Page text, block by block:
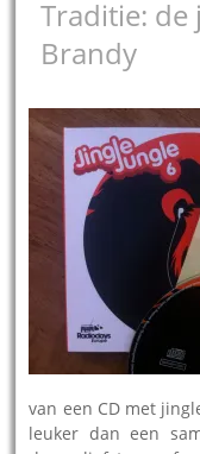
Traditie: de
Brandy
van een CD met
leuker dan een